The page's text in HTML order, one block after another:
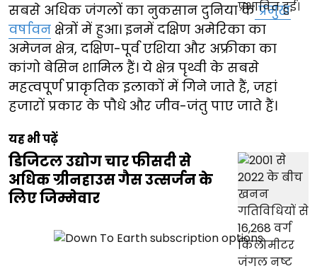
सबसे अधिक जंगलों का नुकसान दुनिया केप्रमुख
वर्षावन क्षेत्रों में हुआ। इनमें दक्षिण अमेरिका का
अमेजन क्षेत्र, दक्षिण-पूर्व एशिया और अफ्रीका का
कांगो बेसिन शामिल हैं। ये क्षेत्र पृथ्वी के सबसे
महत्वपूर्ण प्राकृतिक इलाकों में गिने जाते हैं, जहां
हजारों प्रकार के पौधे और जीव-जंतु पाए जाते हैं।
यह भी पढ़ें
डिजिटल उद्योग चार फीसदी से
अधिक ग्रीनहाउस गैस उत्सर्जन के
लिए जिम्मेवार